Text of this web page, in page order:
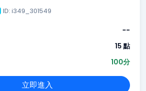
ID: i349_301549
--
15 點
100分
立即進入